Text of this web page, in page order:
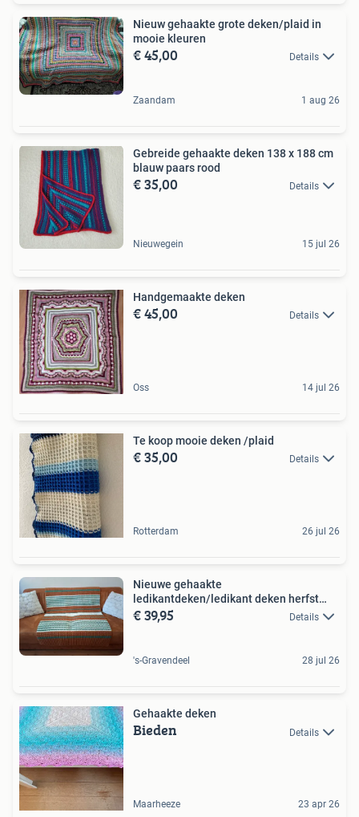
Nieuw gehaakte grote deken/plaid in
mooie kleuren
€ 45,00 Details
Zaandam 1 aug 26
Gebreide gehaakte deken 138 x 188 cm
blauw paars rood
€ 35,00 Details
Nieuwegein 15 jul 26
Handgemaakte deken
€ 45,00 Details
Oss 14 jul 26
Te koop mooie deken /plaid
€ 35,00 Details
Rotterdam 26 jul 26
Nieuwe gehaakte
ledikantdeken/ledikant deken herfst
winter
€ 39,95 Details
's-Gravendeel 28 jul 26
Gehaakte deken
Bieden Details
Maarheeze 23 apr 26